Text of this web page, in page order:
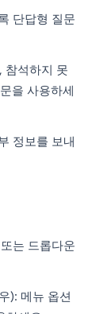
단답형 질문
참석하지 못
을 사용하세
정보를 보내
는 드롭다운
): 메뉴 옵션